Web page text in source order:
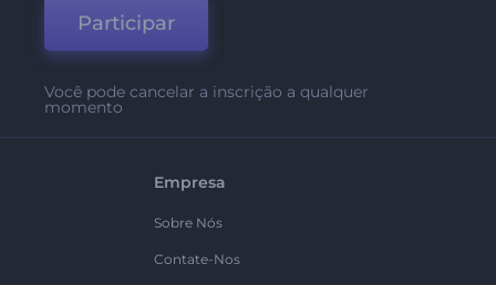
Participar
Você pode cancelar a inscrição a qualquer
momento
Empresa
Sobre Nós
Contate-Nos